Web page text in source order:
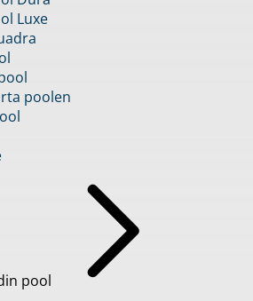
Luxe
poolen
pool